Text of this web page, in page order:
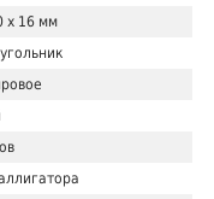
x 16 мм